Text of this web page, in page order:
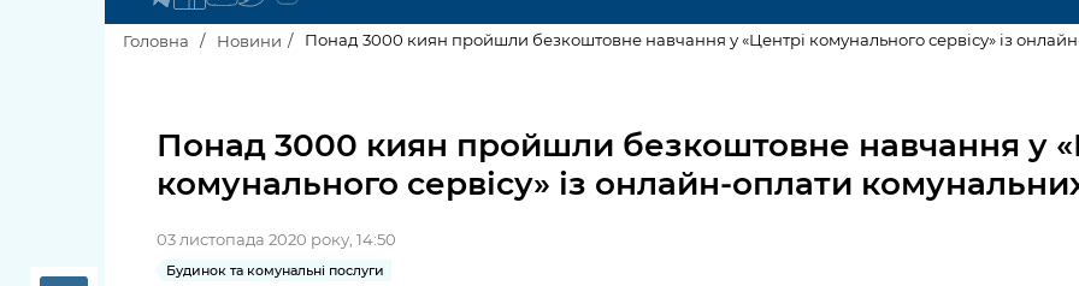
Київська міська рада
Керівництво КМДА
Контактна інформація
послуги
Пільги, субсидії та
земельні ділянки
Культура, спорт,
об'єднань
Громадські слухання
громадськістю
Громадська
публічної
база
Головна Новини Понад 3000 киян пройшли безкоштовне навчання у «Центрі комунального сервісу» із
Понад 3000 киян пройшли безкоштовне навчання у
комунального сервісу» із онлайн-оплати
03 листопада 2020 року, 14:50
Будинок та комунальні послуги